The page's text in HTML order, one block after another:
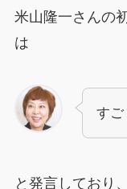
米山隆一さんの
は
すご
と発言しており